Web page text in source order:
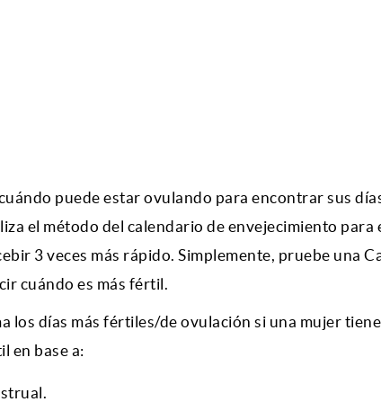
puede estar ovulando para encontrar sus
el método del calendario de envejecimiento para
3 veces más rápido. Simplemente, pruebe una
cuándo es más fértil.
los días más fértiles/de ovulación si una mujer
en base a: